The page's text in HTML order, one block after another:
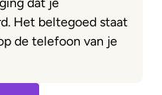
Het beltegoed staat
de telefoon van je